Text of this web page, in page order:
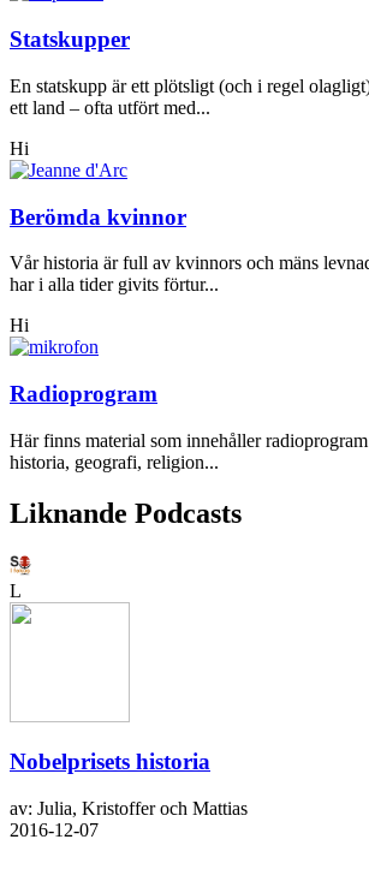
Statskupper
En statskupp är ett plötsligt (och i regel
ett land – ofta utfört med...
Hi
Berömda kvinnor
Vår historia är full av kvinnors och mäns
har i alla tider givits förtur...
Hi
Radioprogram
Här finns material som innehåller
historia, geografi, religion...
Liknande Podcasts
L
Nobelprisets historia
av: Julia, Kristoffer och Mattias
2016-12-07